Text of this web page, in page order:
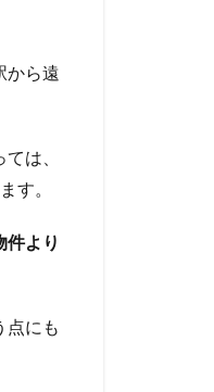
から遠
は、
す。
件より
点にも